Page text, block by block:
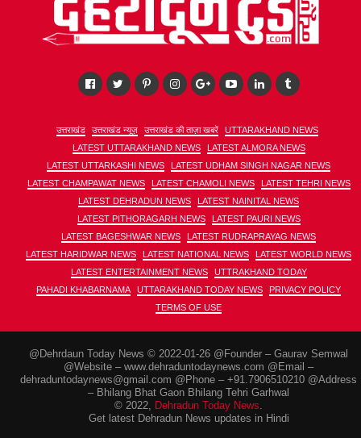
उत्तराखंड उत्तराखंड न्यूज़ उत्तराखंड की ताज़ा खबरें
UTTARAKHAND NEWS
LATEST UTTARAKHAND NEWS
LATEST ALMORA NEWS
LATEST UTTARKASHI NEWS
LATEST UDHAM SINGH NAGAR NEWS
LATEST CHAMPAWAT NEWS
LATEST CHAMOLI NEWS
LATEST TEHRI NEWS
LATEST DEHRADUN NEWS
LATEST NAINITAL NEWS
LATEST PITHORAGARH NEWS
LATEST PAURI NEWS
LATEST BAGESHWAR NEWS
LATEST RUDRAPRAYAG NEWS
LATEST HARIDWAR NEWS
LATEST NATIONAL NEWS
LATEST WORLD NEWS
LATEST ENTERTAINMENT NEWS
UTTRAKHAND TODAY
PAHADI KHABARNAMA
UTTARAKHAND TODAY NEWS
PRIVACY POLICY
TERMS OF USE
@Dehrdaun Today News © 2022-01-26 @Founder – Gaurav Semwal
@Website – www.dehraduntodaynews.com @Email –
dehraduntodaynews@gmail.com @Phone – +91.7906510210 @Address
– Bhilang Bhat Gaon Bhilang Tehri Garhwal
© 2022, Dehradun Today News
Get latest Dehradun News updates in Hindi